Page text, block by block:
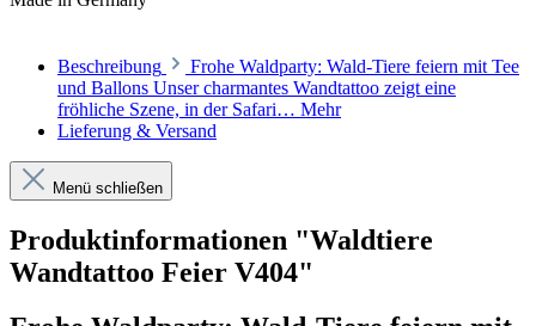
Beschreibung
Frohe Waldparty: Wald-Tiere feiern mit Tee
und Ballons Unser charmantes Wandtattoo zeigt eine
fröhliche Szene, in der Safari… Mehr
Lieferung & Versand
Menü schließen
Produktinformationen "Waldtiere
Wandtattoo Feier V404"